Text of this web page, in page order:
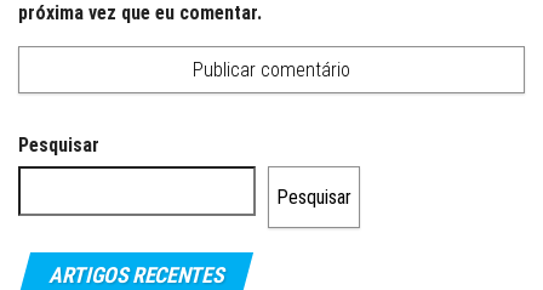
próxima vez que eu comentar.
Pesquisar
Pesquisar
ARTIGOS RECENTES